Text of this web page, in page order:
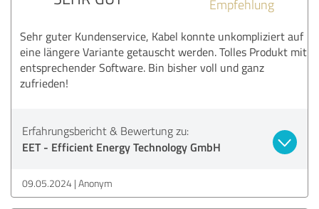
Empfehlung
Sehr guter Kundenservice, Kabel konnte unkompliziert auf
eine längere Variante getauscht werden. Tolles Produkt mit
entsprechender Software. Bin bisher voll und ganz
zufrieden!
Erfahrungsbericht & Bewertung zu:
EET - Efficient Energy Technology GmbH
09.05.2024 Anonym